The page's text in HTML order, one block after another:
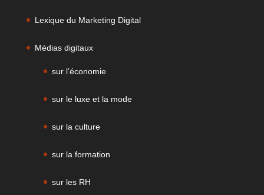
Lexique du Marketing Digital
Médias digitaux
sur l’économie
sur le luxe et la mode
sur la culture
sur la formation
sur les RH